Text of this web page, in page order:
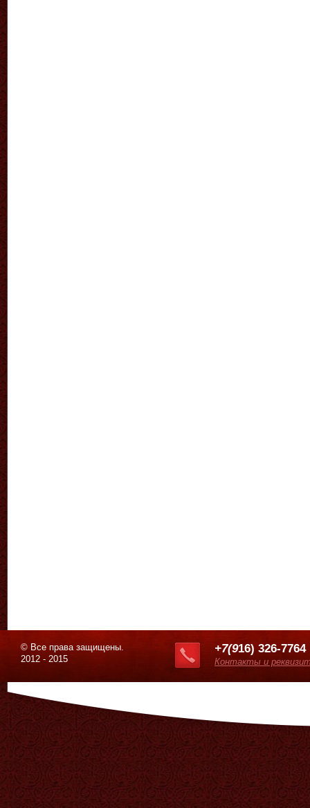
© Все права защищены.
2012 - 2015
+7(916) 326-7764
Контакты и